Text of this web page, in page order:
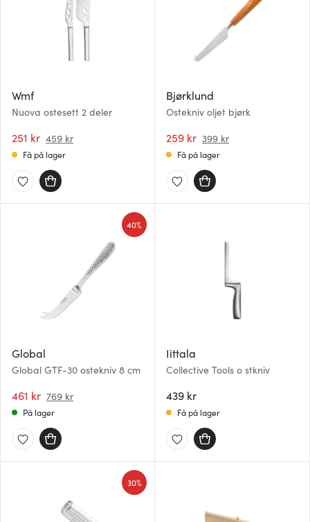
Wmf
Nuova ostesett 2 deler
251 kr 459 kr
Få på lager
Bjørklund
Ostekniv oljet bjørk
259 kr 399 kr
Få på lager
Global
Global GTF-30 ostekniv 8 cm
461 kr 769 kr
40%
På lager
Iittala
Collective Tools o stkniv
439 kr
Få på lager
30%